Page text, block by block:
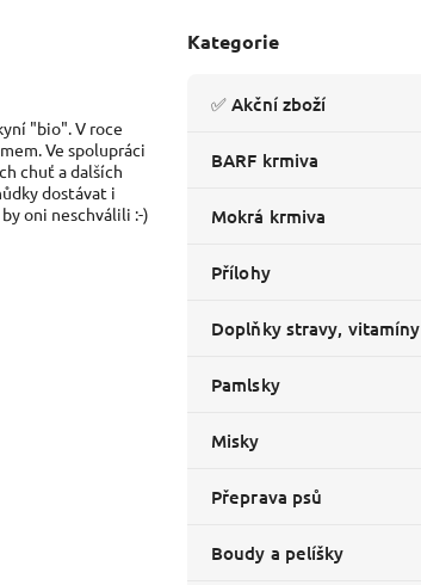
Kategorie
✅ Akční zboží
BARF krmiva
Mokrá krmiva
Přílohy
Doplňky stravy, vitamíny
Pamlsky
Misky
Přeprava psů
Boudy a pelíšky
"bio". V roce
Ve spolupráci
chuť a dalších
dostávat i
oni neschválili :-)